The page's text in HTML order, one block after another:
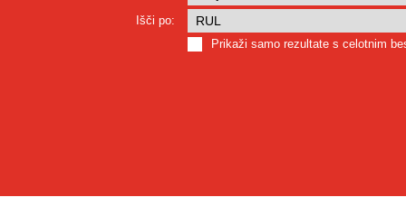
Išči po:
Prikaži samo rezultate s celotnim